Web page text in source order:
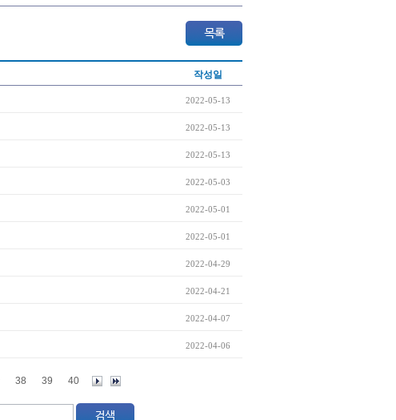
작성일
2022-05-13
2022-05-13
2022-05-13
2022-05-03
2022-05-01
2022-05-01
2022-04-29
2022-04-21
2022-04-07
2022-04-06
38 39 40